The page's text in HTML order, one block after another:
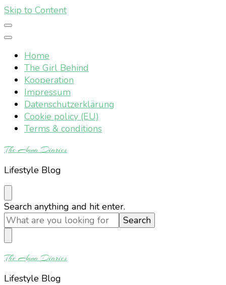
Skip to Content
Home
The Girl Behind
Kooperation
Impressum
Datenschutzerklärung
Cookie policy (EU)
Terms & conditions
The Anna Diaries
Lifestyle Blog
Looking
for
Something?
Search anything and hit enter.
The Anna Diaries
Lifestyle Blog